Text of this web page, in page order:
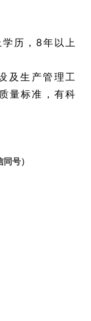
历，8年以上
及生产管理工
量标准，有科
同号）